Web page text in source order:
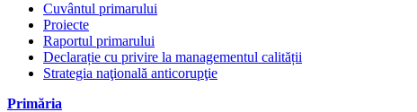
Cuvântul primarului
Proiecte
Raportul primarului
Declarație cu privire la managementul calității
Strategia naţională anticorupţie
Primăria